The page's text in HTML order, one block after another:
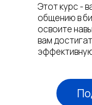
Этот курс -
общению в
освоите
вам